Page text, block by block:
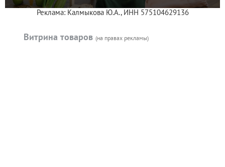
Реклама: Калмыкова Ю.А., ИНН 575104629136
Витрина товаров (на правах рекламы)